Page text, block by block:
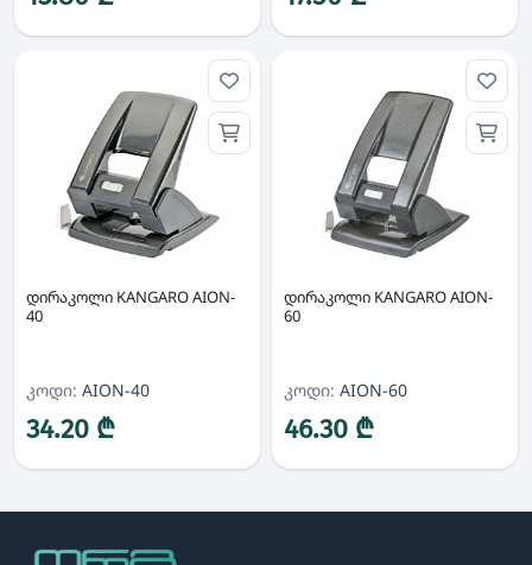
დირაკოლი KANGARO AION-
40
კოდი: AION-40
34.20 ₾
დირაკოლი KANGARO AION-
60
კოდი: AION-60
46.30 ₾